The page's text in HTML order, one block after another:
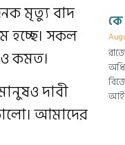
মৃত্যু বাদ
হচ্ছে। সকল
কমত।
দাবী
আমাদের